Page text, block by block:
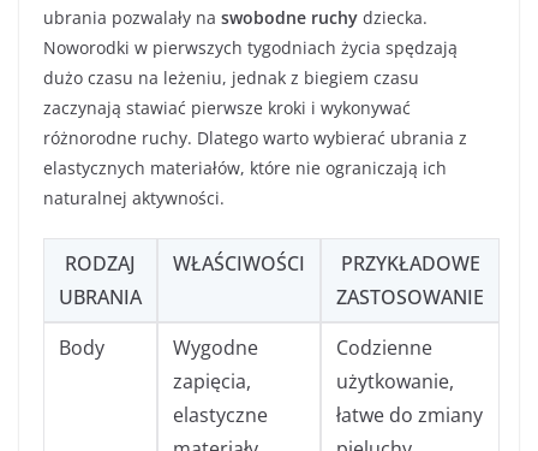
ubrania pozwalały na swobodne ruchy dziecka.
Noworodki w pierwszych tygodniach życia spędzają
dużo czasu na leżeniu, jednak z biegiem czasu
zaczynają stawiać pierwsze kroki i wykonywać
różnorodne ruchy. Dlatego warto wybierać ubrania z
elastycznych materiałów, które nie ograniczają ich
naturalnej aktywności.
RODZAJ
UBRANIA
WŁAŚCIWOŚCI
PRZYKŁADOWE
ZASTOSOWANIE
Body
Wygodne
zapięcia,
elastyczne
Codzienne
użytkowanie,
łatwe do zmiany